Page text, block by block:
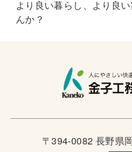
より良い暮らし、より良
んか？
〒394-0082 長野県